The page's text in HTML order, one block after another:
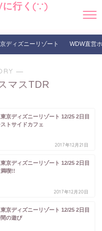
に行く(∵)
ディズニーリゾート WDW直営
―
マスTDR
京ディズニーリゾート 12/25 2日目
トサイドカフェ
2017年12月21日
京ディズニーリゾート 12/25 2日目
喫!!
2017年12月20日
京ディズニーリゾート 12/25 2日目
の遊び